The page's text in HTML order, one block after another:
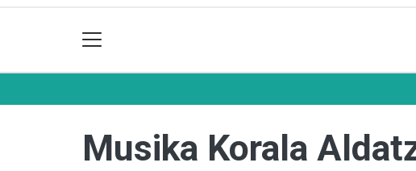
Musika Korala